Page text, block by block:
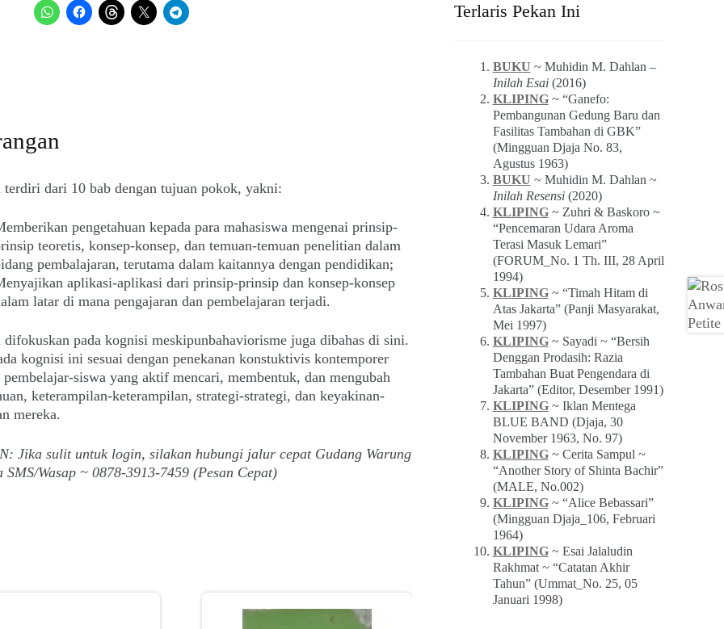
dari 10 bab dengan tujuan pokok, yakni:
pengetahuan kepada para mahasiswa mengenai prinsip-
teoretis, konsep-konsep, dan temuan-temuan penelitian dalam
pembalajaran, terutama dalam kaitannya dengan pendidikan;
aplikasi-aplikasi dari prinsip-prinsip dan konsep-konsep
latar di mana pengajaran dan pembelajaran terjadi.
pada kognisi meskipunbahaviorisme juga dibahas di sini.
kognisi ini sesuai dengan penekanan konstuktivis kontemporer
pembelajar-siswa yang aktif mencari, membentuk, dan mengubah
keterampilan-keterampilan, strategi-strategi, dan keyakinan-
mereka.
Jika sulit untuk login, silakan hubungi jalur cepat Gudang Warung
SMS/Wasap ~ 0878-3913-7459 (Pesan Cepat)
Terlaris Pekan Ini
BUKU ~ Muhidin M. Dahlan –
Inilah Esai(2016)
KLIPING~ “Ganefo:
Pembangunan Gedung Baru dan
Fasilitas Tambahan di GBK”
(Mingguan Djaja No. 83,
Agustus 1963)
BUKU ~ Muhidin M. Dahlan ~
Inilah Resensi(2020)
KLIPING~ Zuhri & Baskoro ~
“Pencemaran Udara Aroma
Terasi Masuk Lemari”
(FORUM_No. 1 Th. III, 28 April
1994)
KLIPING~ “Timah Hitam di
Atas Jakarta” (Panji Masyarakat,
Mei 1997)
KLIPING~ Sayadi ~ “Bersih
Denggan Prodasih: Razia
Tambahan Buat Pengendara di
Jakarta” (Editor, Desember 1991)
KLIPING~ Iklan Mentega
BLUE BAND (Djaja, 30
November 1963, No. 97)
KLIPING~ Cerita Sampul ~
“Another Story of Shinta Bachir”
(MALE, No.002)
KLIPING~ “Alice Bebassari”
(Mingguan Djaja_106, Februari
1964)
KLIPING~ Esai Jalaludin
Rakhmat ~ “Catatan Akhir
Tahun” (Ummat_No. 25, 05
Januari 1998)